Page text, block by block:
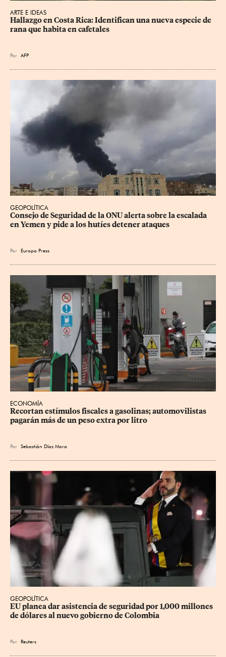
ARTE E IDEAS
Hallazgo en Costa Rica: Identifican una nueva especie de
rana que habita en cafetales
Por AFP
GEOPOLÍTICA
Consejo de Seguridad de la ONU alerta sobre la escalada
en Yemen y pide a los hutíes detener ataques
Por Europa Press
ECONOMÍA
Recortan estímulos fiscales a gasolinas; automovilistas
pagarán más de un peso extra por litro
Por Sebastián Díaz Mora
GEOPOLÍTICA
EU planea dar asistencia de seguridad por 1,000 millones
de dólares al nuevo gobierno de Colombia
Por Reuters